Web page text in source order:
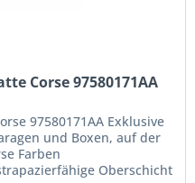
Corse 97580171AA
97580171AA Exklusive
und Boxen, auf der
Farben
Oberschicht